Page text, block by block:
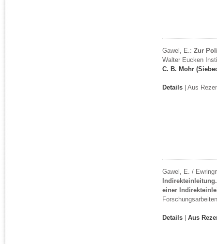
Gawel, E.: Zur
Walter Eucken
C. B. Mohr
Details | Aus
Gawel, E. /
einer
Details Aus